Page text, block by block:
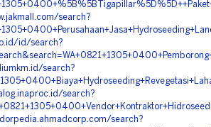
search?
id/search?
search?
search?
search?